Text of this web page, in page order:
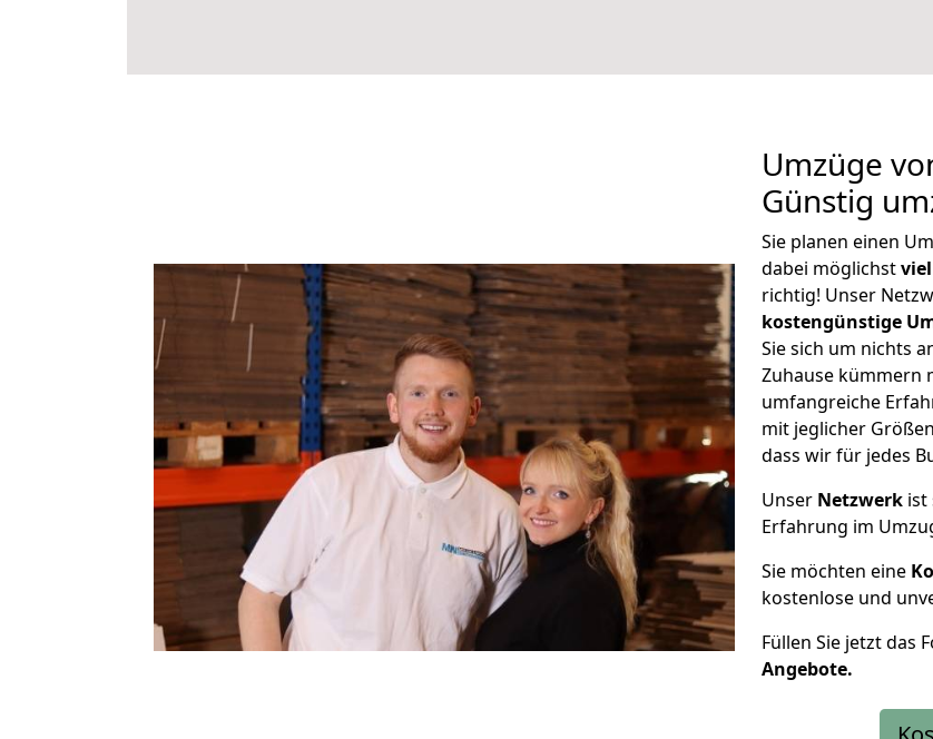
Umzüge
Günstig
Sie planen einen
dabei möglichst
richtig! Unser
kostengünstige
Sie sich um nichts
Zuhause kümmern
umfangreiche
mit jeglicher
dass wir für jedes
Unser Netzwerk ist
Erfahrung im
Sie möchten eine
kostenlose und
Füllen Sie jetzt das
Angebote.